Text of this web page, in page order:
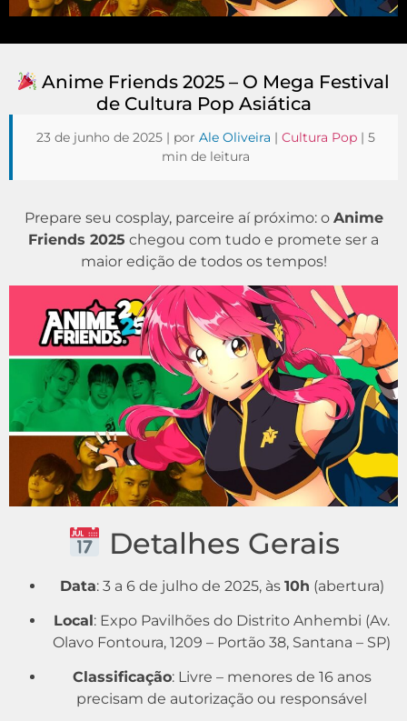
Anime Friends 2025 – O Mega Festival
de Cultura Pop Asiática
23 de junho de 2025 | por Ale Oliveira | Cultura Pop| 5
min de leitura
Prepare seu cosplay, parceire aí próximo: o Anime
Friends 2025 chegou com tudo e promete ser a
maior edição de todos os tempos!
Detalhes Gerais
Data: 3 a 6 de julho de 2025, às 10h (abertura)
Local: Expo Pavilhões do Distrito Anhembi (Av.
Olavo Fontoura, 1209 – Portão 38, Santana – SP)
Classificação: Livre – menores de 16 anos
precisam de autorização ou responsável